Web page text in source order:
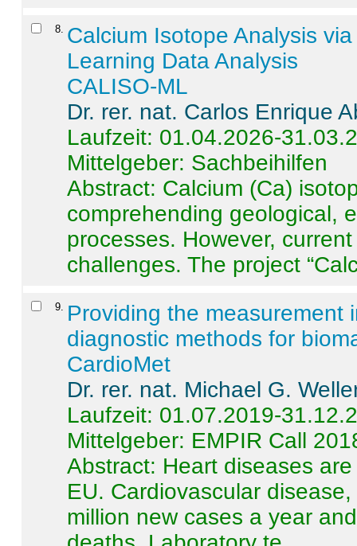
8 Calcium Isotope Analysis
Learning Data Analysis
CALISO-ML
Dr. rer. nat. Carlos Enrique
Laufzeit: 01.04.2026-
Mittelgeber: Sachbeihilfen
Abstract: Calcium (Ca)
comprehending geological,
processes. However,
challenges. The project
9
Providing the measurement
diagnostic methods for
CardioMet
Dr. rer. nat. Michael G.
Laufzeit: 01.07.2019-
Mittelgeber: EMPIR Call
Abstract: Heart diseases
EU. Cardiovascular
million new cases a year